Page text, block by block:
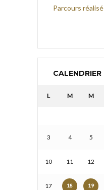
Parcours réalisé
CALENDRIER
L M M
3 4 5
10 11 12
17 18 19